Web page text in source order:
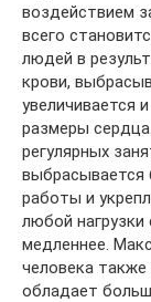
воздействи­ем
всего
людей в
крови,
увеличивается
размеры
регулярных
выбрасывается
работы и
любой нагрузки
медленнее.
человека
обладает